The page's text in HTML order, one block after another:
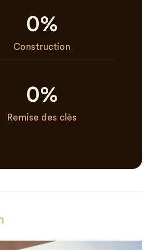
Construction
0%
Remise des clès
0%